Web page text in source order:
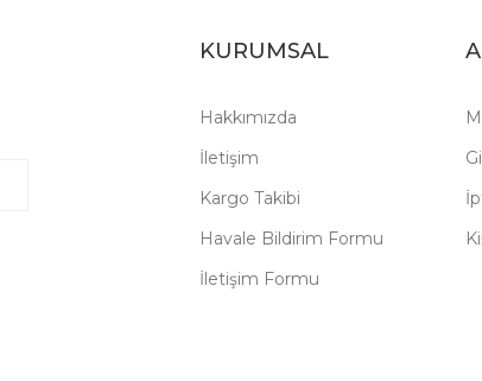
KURUMSAL
Hakkımızda
İletişim
Kargo Takibi
Havale Bildirim Formu
İletişim Formu